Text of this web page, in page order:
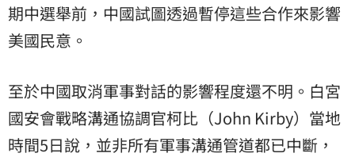
期中選舉前，中國試圖透過暫停這些合作來影響
美國民意。
至於中國取消軍事對話的影響程度還不明。白宮
國安會戰略溝通協調官柯比（John Kirby）當地
時間5日說，並非所有軍事溝通管道都已中斷，